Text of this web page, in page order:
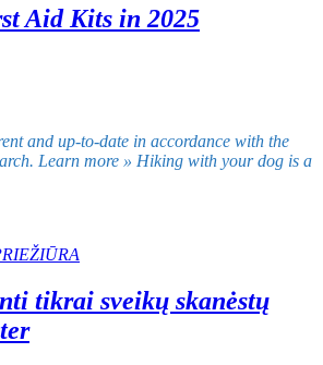
Aid Kits in 2025
and up-to-date in accordance with the
Learn more » Hiking with your dog is a
tikrai sveikų skanėstų